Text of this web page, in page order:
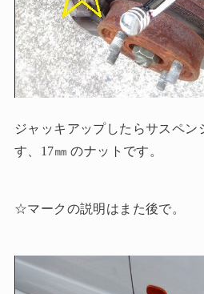
ジャッキアップしたらサスペン
す、17㎜ のナットです。
☆マークの説明はまた後で。